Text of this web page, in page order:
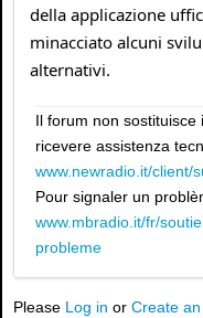
della applicazione
minacciato alcuni
alternativi.
Il forum non sostituisce
ricevere assistenza
www.newradio.it/client/
Pour signaler un
www.mbradio.it/fr/
probleme
Please Log in or Create